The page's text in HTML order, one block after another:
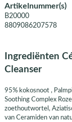
Artikelnummer(s)
B20000
8809086207578
Ingrediënten
Cleanser
95% kokosnoot ,
Soothing Complex
zoethoutwortel,
van Ceramiden van